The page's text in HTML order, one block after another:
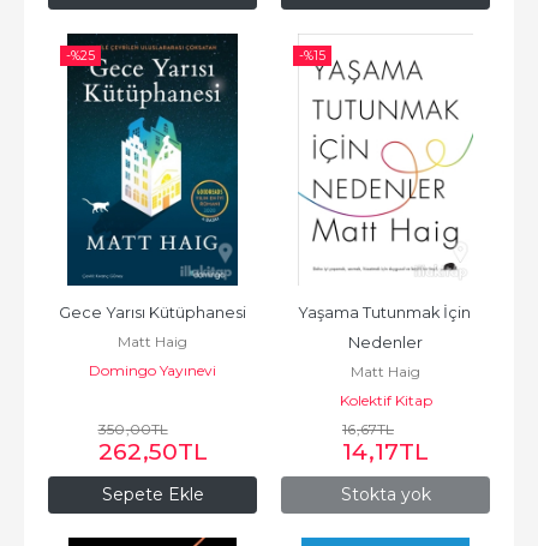
-%25
Sepete Ekle
Gece Yarısı Kütüphanesi
Matt Haig
Domingo Yayınevi
350,00TL
262,50TL
-%15
Stokta yok
Yaşama Tutunmak İçin
Nedenler
Matt Haig
Kolektif Kitap
16,67TL
14,17TL